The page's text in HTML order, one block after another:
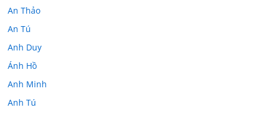
An Thảo
An Tú
Anh Duy
Ánh Hồ
Anh Minh
Anh Tú